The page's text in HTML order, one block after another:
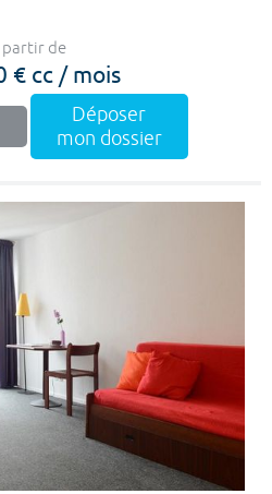
partir de
€ cc / mois
Déposer
mon dossier